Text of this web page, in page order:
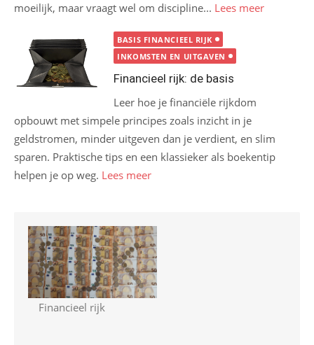
moeilijk, maar vraagt wel om discipline... Lees meer
BASIS FINANCIEEL RIJK
INKOMSTEN EN UITGAVEN
Financieel rijk: de basis
Leer hoe je financiële rijkdom
opbouwt met simpele principes zoals inzicht in je
geldstromen, minder uitgeven dan je verdient, en slim
sparen. Praktische tips en een klassieker als boekentip
helpen je op weg. Lees meer
Financieel rijk